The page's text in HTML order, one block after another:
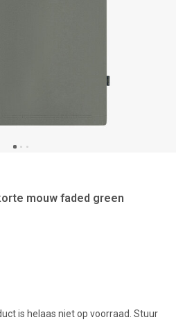
mouw faded green
is helaas niet op voorraad. Stuur